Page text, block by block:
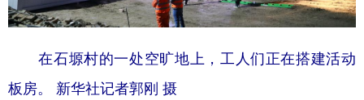
在石塬村的一处空旷地上，工人们正在搭建活动
板房。 新华社记者郭刚 摄